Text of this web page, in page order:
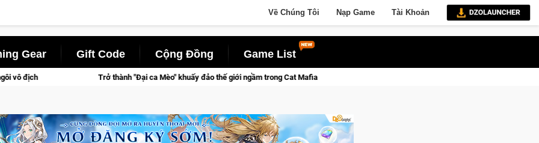
Về Chúng Tôi Nạp Game Tài Khoản
Gear Gift Code Cộng Đồng Game List
Trở thành "Đại ca Mèo" khuấy đảo thế giới ngầm trong Cat Mafia Trang bị của game thủ Crossfire sẽ lộng lẫy ánh đèn với Kho